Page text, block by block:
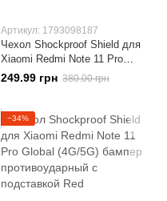
Артикул: 1793098187
Чехол Shockproof Shield для
Xiaomi Redmi Note 11 Pro
Global (4G/5G) бампер
противоударный с подставкой
249.99 грн 380.00 грн
−34%